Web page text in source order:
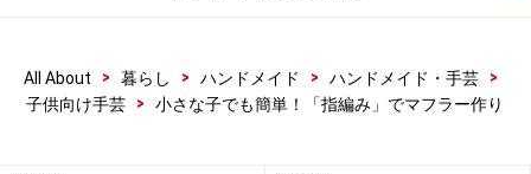
All About > 暮らし > ハンドメイド > ハンドメイド・手芸
>
子供向け手芸
> 小さな子でも簡単！「指編み」でマフラー作り